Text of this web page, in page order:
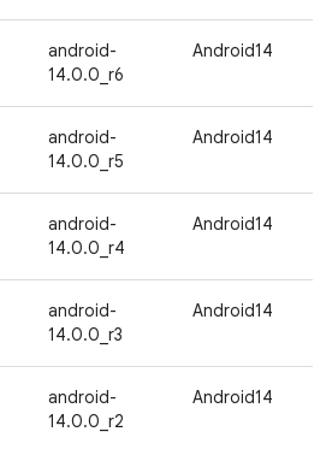
android-
14.0.0_r6
Android14
android-
14.0.0_r5
Android14
android-
14.0.0_r4
Android14
android-
14.0.0_r3
Android14
android-
14.0.0_r2
Android14